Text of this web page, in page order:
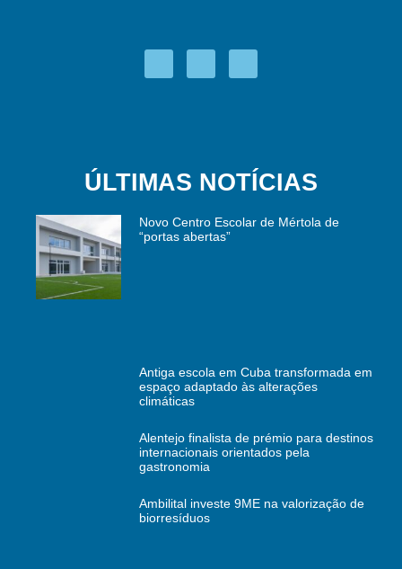
ÚLTIMAS NOTÍCIAS
Novo Centro Escolar de Mértola de
“portas abertas”
Antiga escola em Cuba transformada em
espaço adaptado às alterações
climáticas
Alentejo finalista de prémio para destinos
internacionais orientados pela
gastronomia
Ambilital investe 9ME na valorização de
biorresíduos